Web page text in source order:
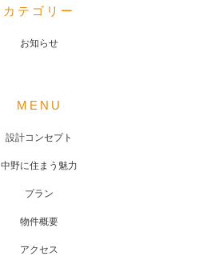
カテゴリー
お知らせ
MENU
設計コンセプト
中野に住まう魅力
プラン
物件概要
アクセス